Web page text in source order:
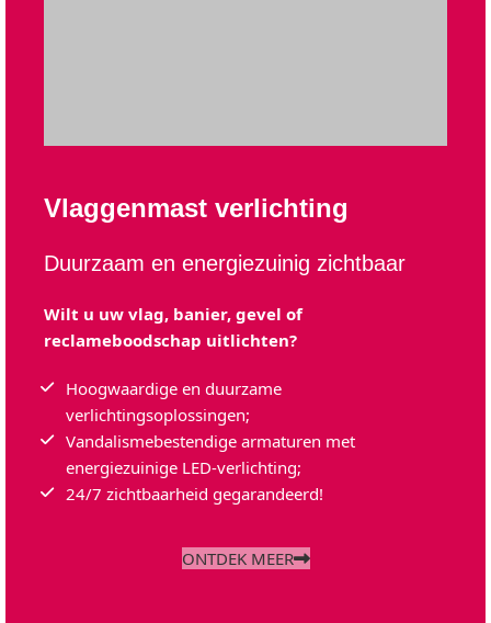
Vlaggenmast verlichting
Duurzaam en energiezuinig zichtbaar
Wilt u uw vlag, banier, gevel of
reclameboodschap uitlichten?
Hoogwaardige en duurzame
verlichtingsoplossingen;
Vandalismebestendige armaturen met
energiezuinige LED-verlichting;
24/7 zichtbaarheid gegarandeerd!
ONTDEK MEER